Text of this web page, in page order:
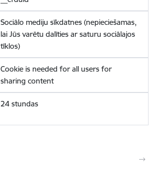
Sociālo mediju sīkdatnes (nepieciešamas,
lai Jūs varētu dalīties ar saturu sociālajos
tīklos)
Cookie is needed for all users for
sharing content
24 stundas